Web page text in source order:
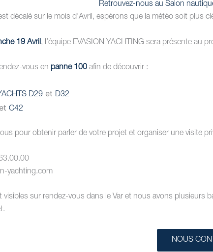
NOUS
Retrouvez-nous au Salon
décalé sur le mois d’Avril, espérons que la météo soit plus
19 Avril, l’équipe EVASION YACHTING sera présente au
vous en panne 100 afin de découvrir :
D29 et D32
et C42
pour obtenir parler de votre projet et organiser une visite
yachting.com
visibles sur rendez-vous dans le Var et nous avons